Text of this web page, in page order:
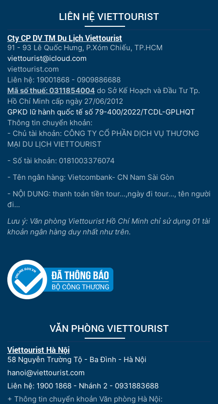
LIÊN HỆ VIETTOURIST
Cty CP DV TM Du Lịch Viettourist
91 - 93 Lê Quốc Hưng, P.Xóm Chiếu, TP.HCM
viettourist@icloud.com
viettourist.com
Liên hệ: 19001868 - 0909886688
Mã số thuế: 0311854004 do Sở Kế Hoạch và Đầu Tư Tp.
Hồ Chí Minh cấp ngày 27/06/2012
GPKD lữ hành quốc tế số 79-400/2022/TCDL-GPLHQT
Thông tin chuyển khoản:
- Chủ tài khoản: CÔNG TY CỔ PHẦN DỊCH VỤ THƯƠNG
MẠI DU LỊCH VIETTOURIST
- Số tài khoản: 0181003376074
- Tên ngân hàng: Vietcombank- CN Nam Sài Gòn
- NỘI DUNG: thanh toán tiền tour...,ngày đi tour..., tên người
đi...
Lưu ý: Văn phòng Viettourist Hồ Chí Minh chỉ sử dụng 01 tài
khoản ngân hàng duy nhất như trên.
VĂN PHÒNG VIETTOURIST
Viettourist Hà Nội
58 Nguyễn Trường Tộ - Ba Đình - Hà Nội
hanoi@viettourist.com
Liên hệ: 1900 1868 - Nhánh 2 - 0931883688
+ Thông tin chuyển khoản Văn phòng Hà Nội: